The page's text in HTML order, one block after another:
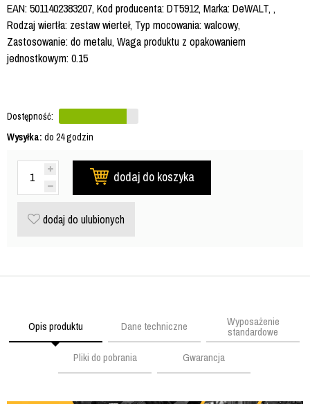
EAN: 5011402383207, Kod producenta: DT5912, Marka: DeWALT, ,
Rodzaj wiertła: zestaw wierteł, Typ mocowania: walcowy,
Zastosowanie: do metalu, Waga produktu z opakowaniem
jednostkowym: 0.15
Dostępność:
Wysyłka: do 24 godzin
dodaj do koszyka
dodaj do ulubionych
Opis produktu Dane techniczne Wyposażenie
standardowe
Pliki do pobrania
Gwarancja